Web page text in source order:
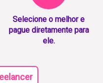
Selecione o melhor e
pague diretamente para
ele.